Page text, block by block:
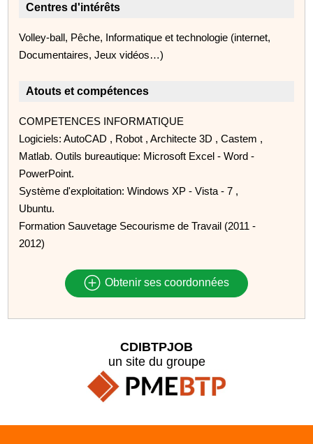
Centres d'intérêts
Volley-ball, Pêche, Informatique et technologie (internet,
Documentaires, Jeux vidéos…)
Atouts et compétences
COMPETENCES INFORMATIQUE
Logiciels: AutoCAD , Robot , Architecte 3D , Castem ,
Matlab. Outils bureautique: Microsoft Excel - Word -
PowerPoint.
Système d'exploitation: Windows XP - Vista - 7 ,
Ubuntu.
Formation Sauvetage Secourisme de Travail (2011 -
2012)
Obtenir ses coordonnées
CDIBTPJOB
un site du groupe